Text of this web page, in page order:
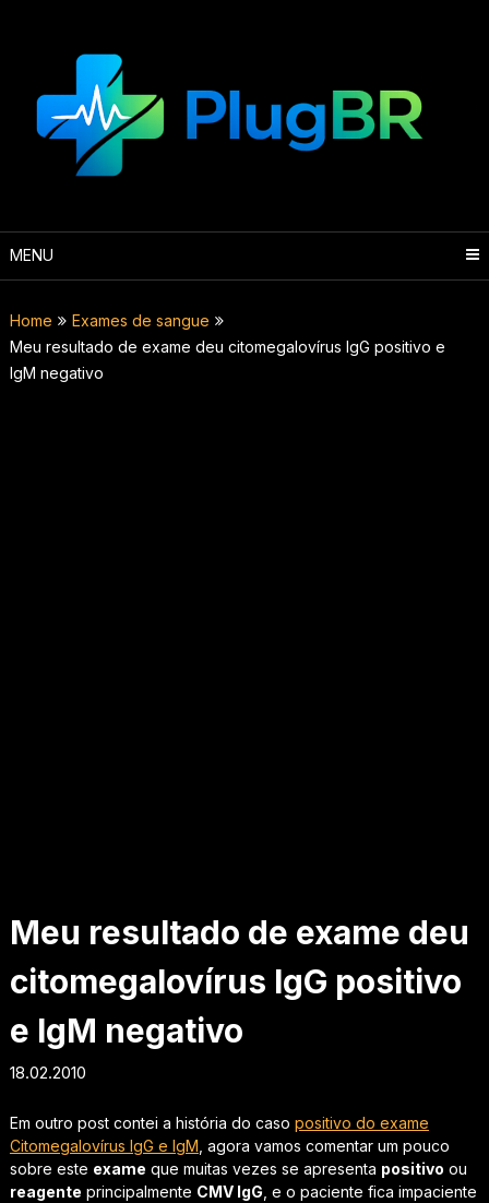
MENU
Home
Exames de sangue
Meu resultado de exame deu citomegalovírus IgG positivo e
IgM negativo
Meu resultado de exame deu
citomegalovírus IgG positivo
e IgM negativo
18.02.2010
Em outro post contei a história do caso positivo do exame
Citomegalovírus IgG e IgM , agora vamos comentar um pouco
sobre este exame que muitas vezes se apresenta positivo ou
reagente principalmente CMV IgG , e o paciente fica impaciente